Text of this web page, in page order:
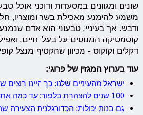
שונים ומגוונים במסעדות ודוכני אוכל
משמע להימנע מאכילת בשר ומוצריו, חלב
ודבש. אך בעיניי, טבעוני הוא אדם
קוסמטיקה המנוסים על בעלי חיים,
דקלים וקוקוס - מכיוון שהקטיף מנצל
עוד בערוץ המגזין של פרוגי:
ישראל מהעיניים שלנו: כך היינו
100 שנים להצהרת בלפור: עד כמה אתם מכירים אותה?
גם בנות יכולות: הכדורגלנית